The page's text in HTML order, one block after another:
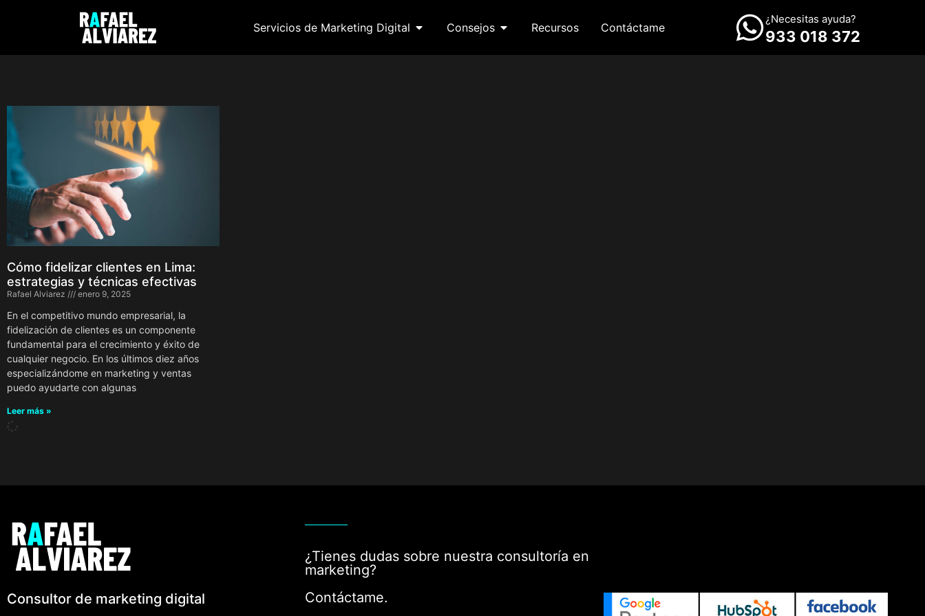
Servicios de Marketing Digital Consejos Recursos Contáctame
¿Necesitas ayuda?
933 018 372
Cómo fidelizar clientes en Lima:
estrategias y técnicas efectivas
Rafael Alviarez enero 9, 2025
En el competitivo mundo empresarial, la
fidelización de clientes es un componente
fundamental para el crecimiento y éxito de
cualquier negocio. En los últimos diez años
especializándome en marketing y ventas
puedo ayudarte con algunas
Leer más »
Consultor de marketing digital
¿Tienes dudas sobre nuestra consultoría en
marketing?
Contáctame.